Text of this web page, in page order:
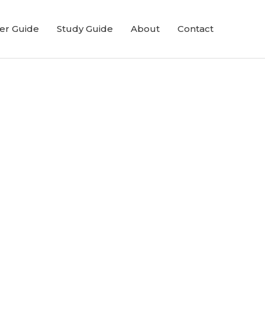
Guide Study Guide About Contact